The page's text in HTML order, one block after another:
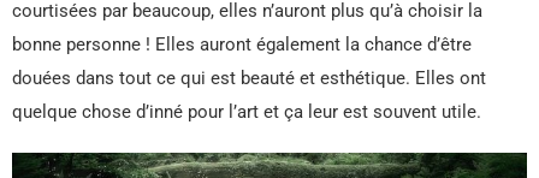
courtisées par beaucoup, elles n’auront plus qu’à choisir la
bonne personne ! Elles auront également la chance d’être
douées dans tout ce qui est beauté et esthétique. Elles ont
quelque chose d’inné pour l’art et ça leur est souvent utile.